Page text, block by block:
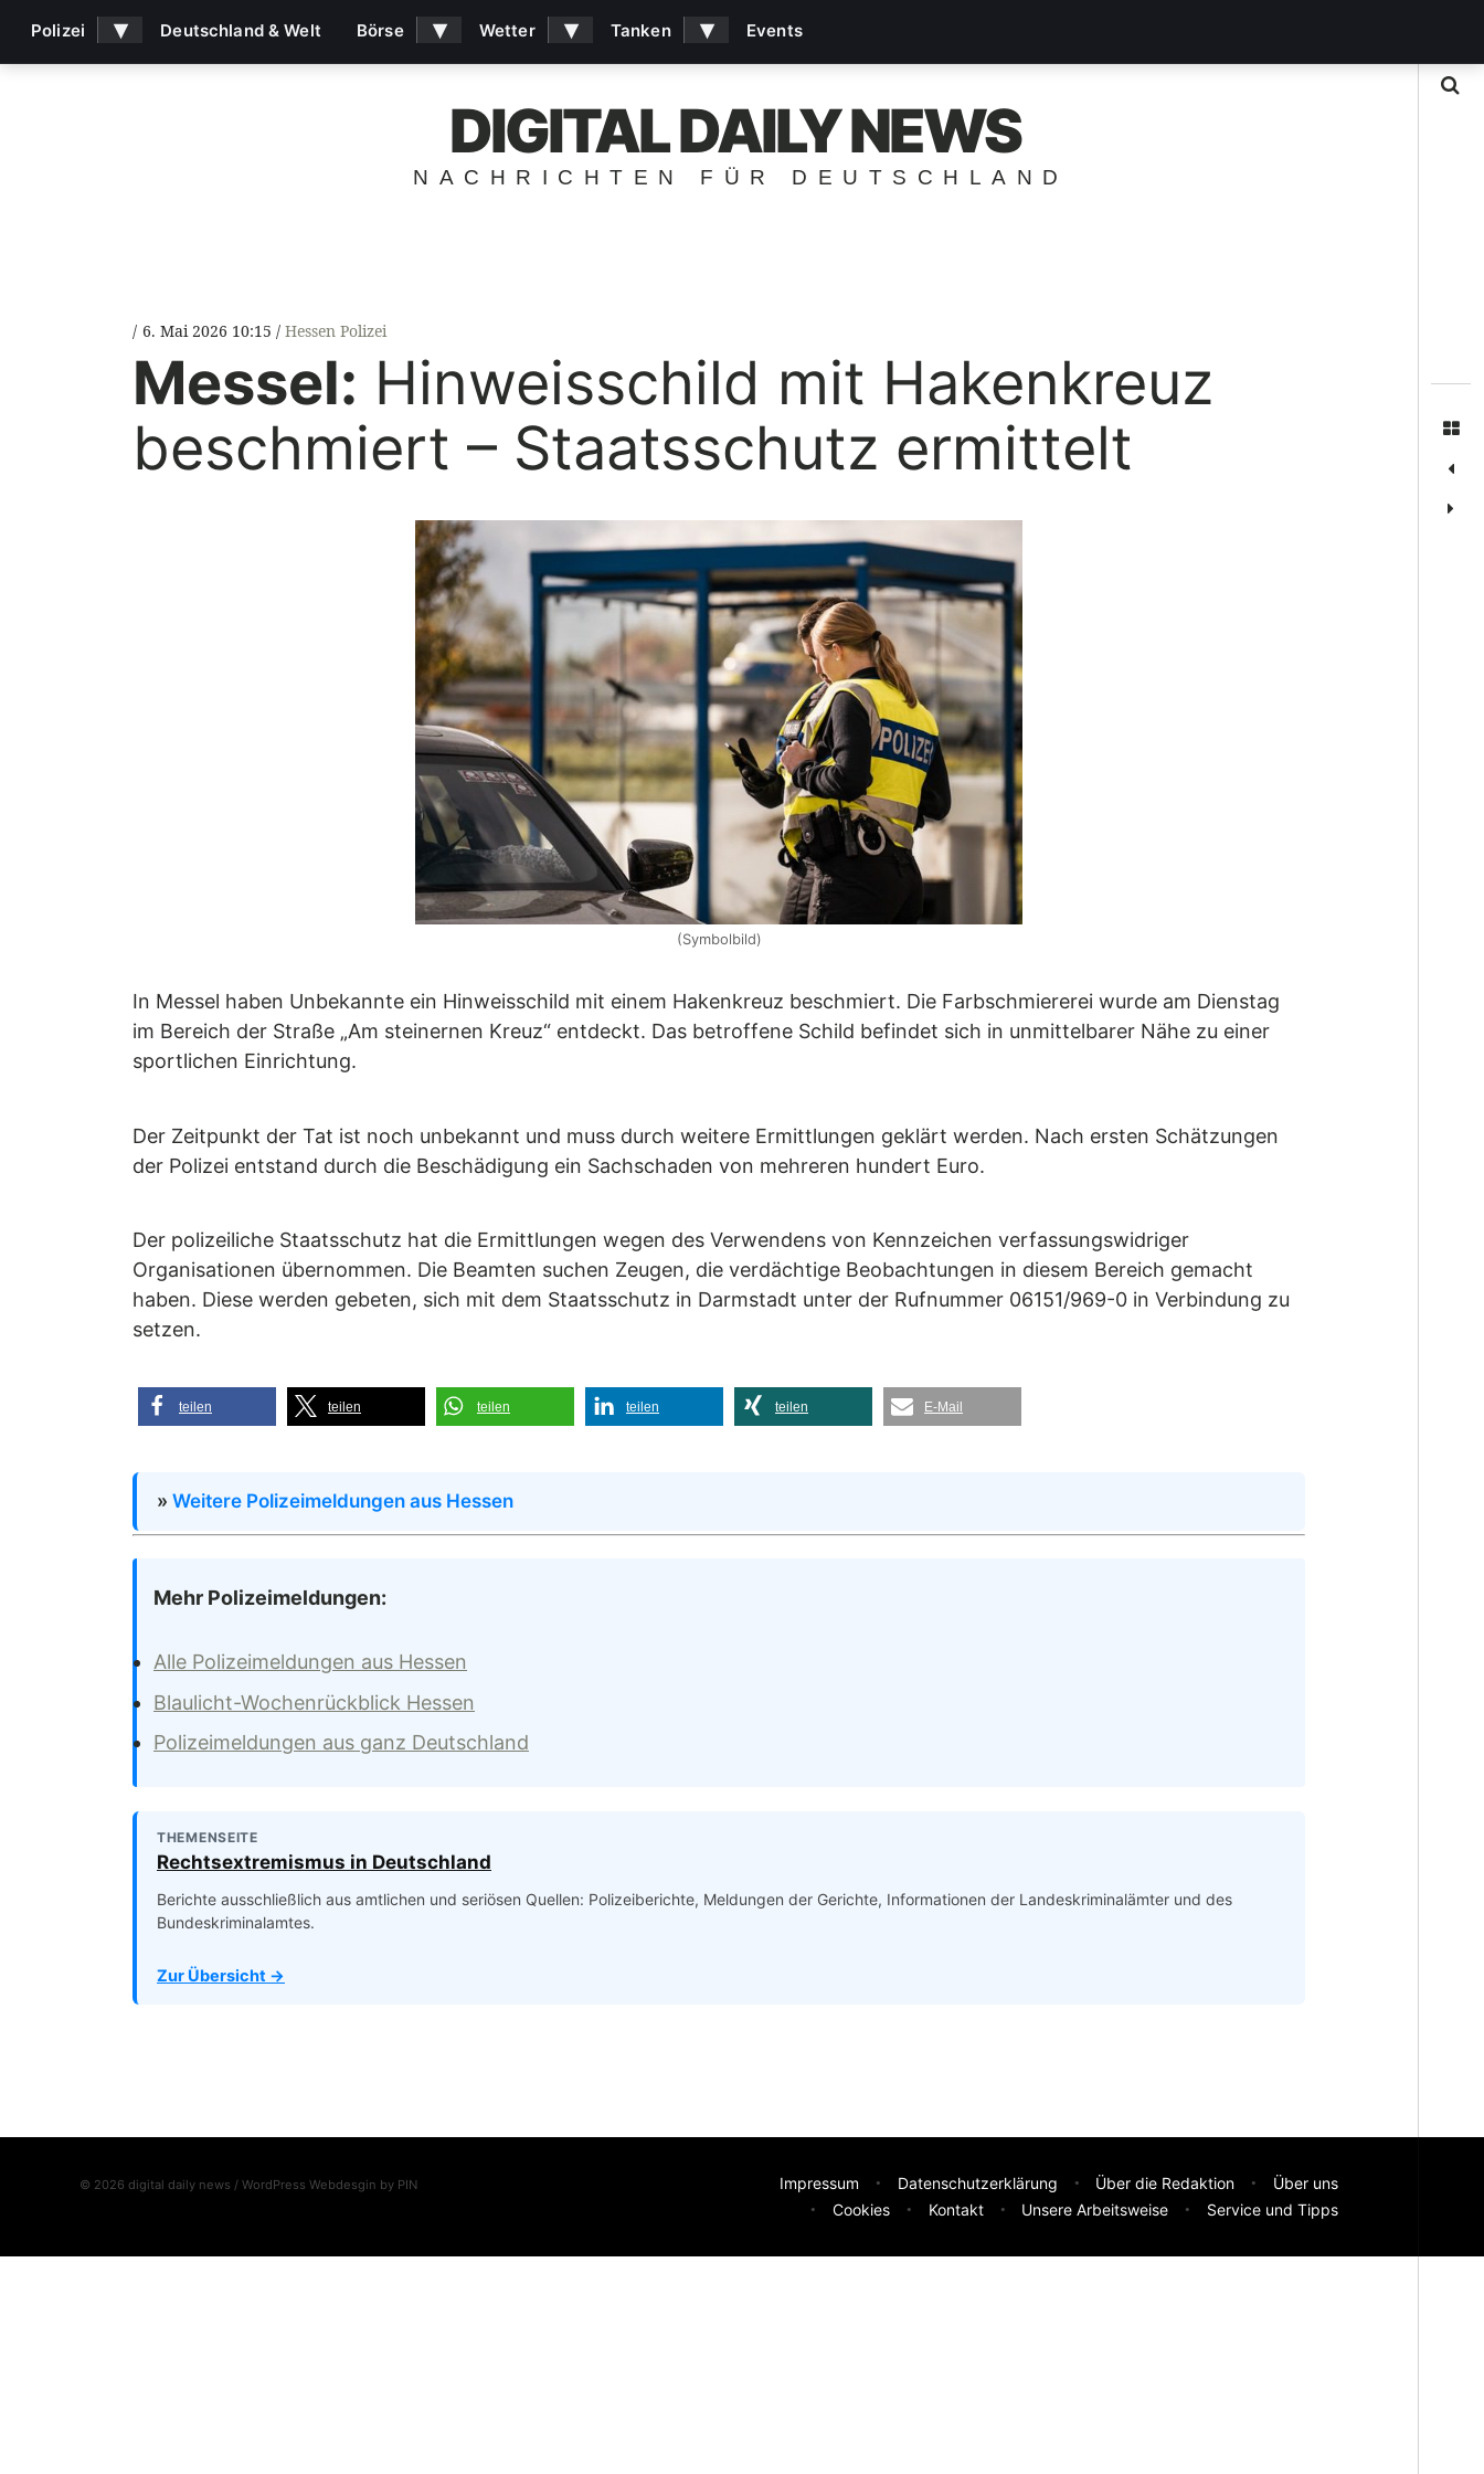
DIGITAL DAILY NEWS
NACHRICHTEN FÜR DEUTSCHLAND
6. Mai 2026 10:15 Hessen Polizei
Messel: Hinweisschild mit Hakenkreuz
beschmiert – Staatsschutz ermittelt
(Symbolbild)
In Messel haben Unbekannte ein Hinweisschild mit einem Hakenkreuz beschmiert. Die Farbschmiererei wurde am Dienstag
im Bereich der Straße „Am steinernen Kreuz“ entdeckt. Das betroffene Schild befindet sich in unmittelbarer Nähe zu einer
sportlichen Einrichtung.
Der Zeitpunkt der Tat ist noch unbekannt und muss durch weitere Ermittlungen geklärt werden. Nach ersten Schätzungen
der Polizei entstand durch die Beschädigung ein Sachschaden von mehreren hundert Euro.
Der polizeiliche Staatsschutz hat die Ermittlungen wegen des Verwendens von Kennzeichen verfassungswidriger
Organisationen übernommen. Die Beamten suchen Zeugen, die verdächtige Beobachtungen in diesem Bereich gemacht
haben. Diese werden gebeten, sich mit dem Staatsschutz in Darmstadt unter der Rufnummer 06151/969-0 in Verbindung zu
setzen.
teilen teilen teilen teilen teilen E-Mail
» Weitere Polizeimeldungen aus Hessen
Mehr Polizeimeldungen:
Alle Polizeimeldungen aus Hessen
Blaulicht-Wochenrückblick Hessen
Polizeimeldungen aus ganz Deutschland
THEMENSEITE
Rechtsextremismus in Deutschland
Berichte ausschließlich aus amtlichen und seriösen Quellen: Polizeiberichte, Meldungen der Gerichte, Informationen der Landeskriminalämter und des
Bundeskriminalamtes.
Zur Übersicht →
© 2026 digital daily news / WordPress Webdesgin by PIN Impressum Datenschutzerklärung Über die Redaktion
Über uns
Cookies
Kontakt Unsere Arbeitsweise Service und Tipps
Polizei ▾ Deutschland & Welt Börse ▾ Wetter ▾ Tanken ▾ Events